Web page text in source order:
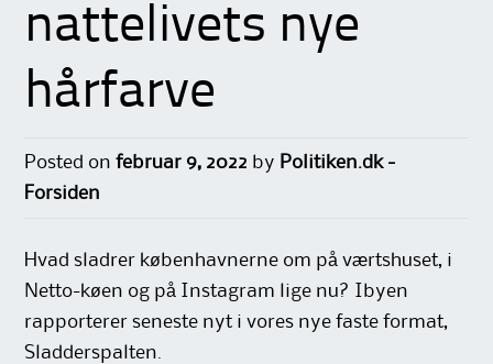
nattelivets nye
hårfarve
Posted onfebruar 9, 2022 by Politiken.dk -
Forsiden
Hvad sladrer københavnerne om på værtshuset, i
Netto-køen og på Instagram lige nu? Ibyen
rapporterer seneste nyt i vores nye faste format,
Sladderspalten.